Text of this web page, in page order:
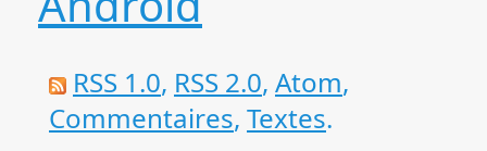
RSS 1.0, RSS 2.0, Atom,
Commentaires, Textes.